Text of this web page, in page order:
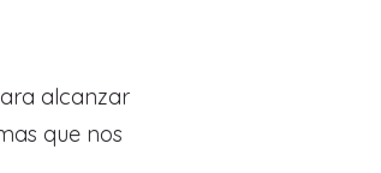
alcanzar
que nos